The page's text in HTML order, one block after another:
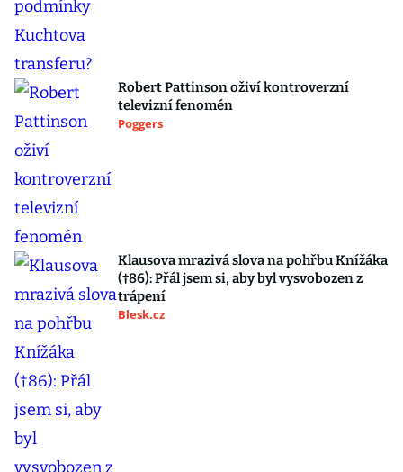
Robert Pattinson oživí kontroverzní
televizní fenomén
Poggers
Klausova mrazivá slova na pohřbu Knížáka
(†86): Přál jsem si, aby byl vysvobozen z
trápení
Blesk.cz